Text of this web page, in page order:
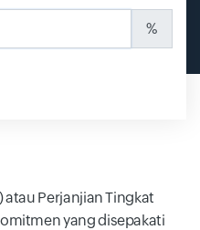
%
atau Perjanjian Tingkat
yang disepakati